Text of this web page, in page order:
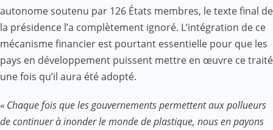
autonome soutenu par 126 États membres, le texte final de
la présidence l’a complètement ignoré. L’intégration de ce
mécanisme financier est pourtant essentielle pour que les
pays en développement puissent mettre en œuvre ce traité
une fois qu’il aura été adopté.
« Chaque fois que les gouvernements permettent aux pollueurs
de continuer à inonder le monde de plastique, nous en payons